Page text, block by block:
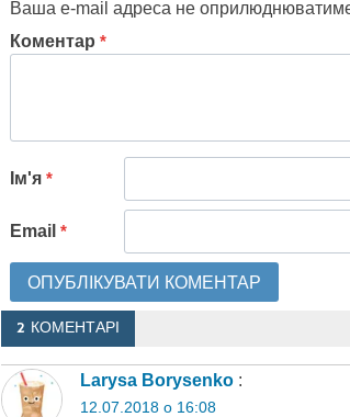
Ваша e-mail адреса не
Коментар *
Ім'я *
Email *
2 КОМЕНТАРІ
Larysa Borysenko :
12.07.2018 о 16:08